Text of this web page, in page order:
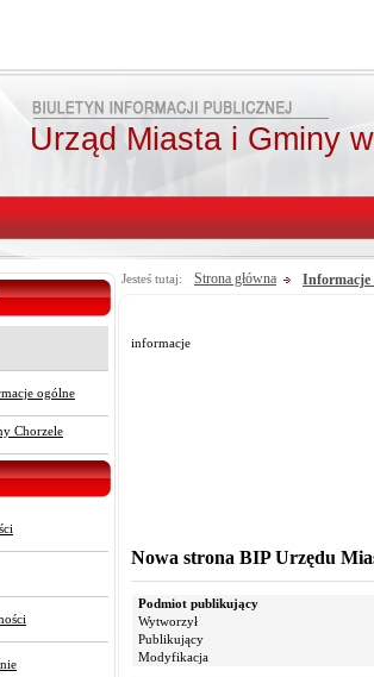
Urząd Miasta i Gminy
ogólne
Chorzele
Jesteś tutaj: Strona główna Informacje
informacje
Nowa strona BIP Urzędu
Podmiot publikujący
Wytworzył
Publikujący
Modyfikacja